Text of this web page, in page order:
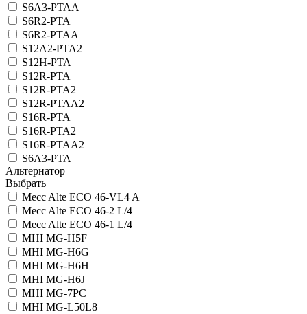
S6A3-PTAA
S6R2-PTA
S6R2-PTAA
S12A2-PTA2
S12H-PTA
S12R-PTA
S12R-PTA2
S12R-PTAА2
S16R-PTA
S16R-PTA2
S16R-PTAA2
S6A3-PTA
Альтернатор
Выбрать
Mecc Alte ECO 46-VL4 A
Mecc Alte ECO 46-2 L/4
Mecc Alte ECO 46-1 L/4
MHI MG-H5F
MHI MG-H6G
MHI MG-H6H
MHI MG-H6J
MHI MG-7PC
MHI MG-L50L8